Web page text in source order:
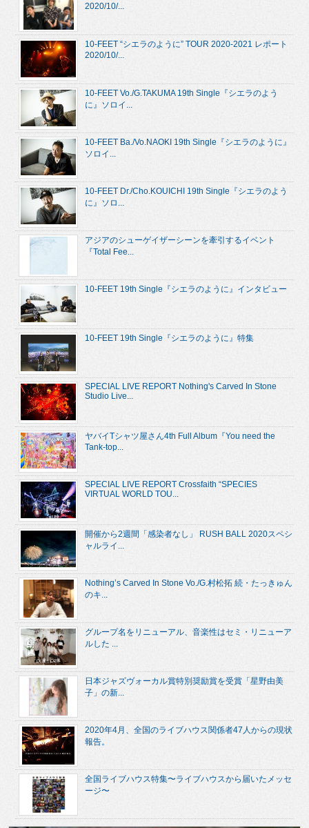
2020/10/...
10-FEET “シエラのように” TOUR 2020-2021 レポート
2020/10/...
10-FEET Vo./G.TAKUMA 19th Single『シエラのよう
に』ソロイ...
10-FEET Ba./Vo.NAOKI 19th Single『シエラのように』
ソロイ...
10-FEET Dr./Cho.KOUICHI 19th Single『シエラのよう
に』ソロ...
アジアのシューゲイザーシーンを牽引するイベント
『Total Fee...
10-FEET 19th Single『シエラのように』インタビュー
10-FEET 19th Single『シエラのように』特集
SPECIAL LIVE REPORT Nothing's Carved In Stone
Studio Live...
ヤバイTシャツ屋さん4th Full Album『You need the
Tank-top...
SPECIAL LIVE REPORT Crossfaith “SPECIES
VIRTUAL WORLD TOU...
開催から2週間「感染者なし」 RUSH BALL 2020スペシ
ャルライ...
Nothing’s Carved In Stone Vo./G.村松拓 続・たっきゅん
のキ...
グループ名をリニューアル、音楽性はセミ・リニューア
ルした ...
日本ジャズヴォーカル賞特別奨励賞を受賞「星野由美
子」の新...
2020年4月、全国のライブハウス関係者47人からの現状
報告。
全国ライブハウス特集〜ライブハウスから届いたメッセ
ージ〜